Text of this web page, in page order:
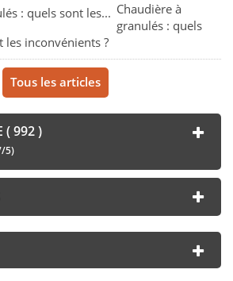
Chaudière à
granulés : quels
les inconvénients ?
Tous les articles
( 992 )
/5)